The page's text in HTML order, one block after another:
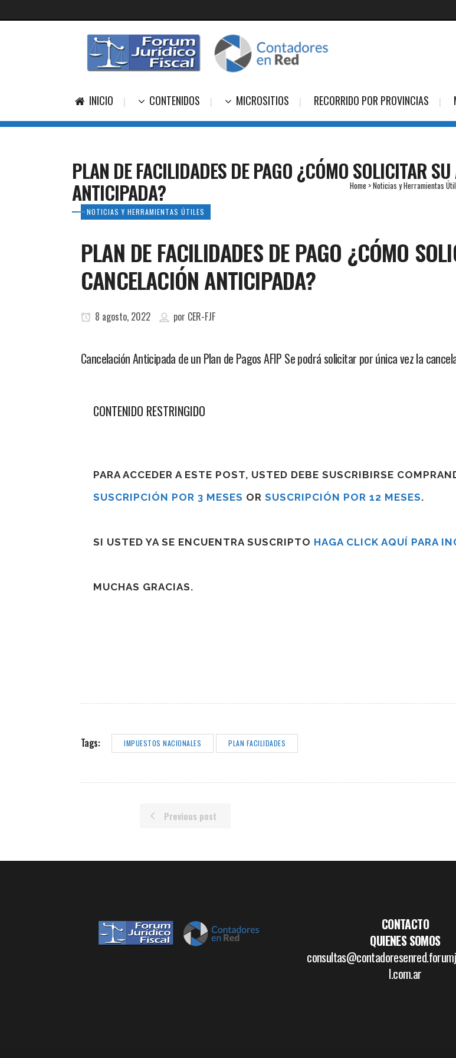
INICIO CONTENIDOS MICROSITIOS RECORRIDO POR PROVINCIAS
PLAN DE FACILIDADES DE PAGO ¿CÓMO SOLICITAR
ANTICIPADA? Home >Noticias y Herramientas
NOTICIAS Y HERRAMIENTAS ÚTILES
PLAN DE FACILIDADES DE PAGO ¿CÓMO
CANCELACIÓN ANTICIPADA?
8 agosto, 2022 por CER-FJF
Cancelación Anticipada de un Plan de Pagos AFIP Se podrá solicitar por única vez la
CONTENIDO RESTRINGIDO
PARA ACCEDER A ESTE POST, USTED DEBE SUSCRIBIRSE
SUSCRIPCIÓN POR 3 MESES OR SUSCRIPCIÓN POR 12 MESES.
SI USTED YA SE ENCUENTRA SUSCRIPTO HAGA CLICK AQUÍ PARA
MUCHAS GRACIAS.
Tags: IMPUESTOS NACIONALES PLAN FACILIDADES
Previous post
CONTACTO
QUIENES SOMOS
l.com.ar